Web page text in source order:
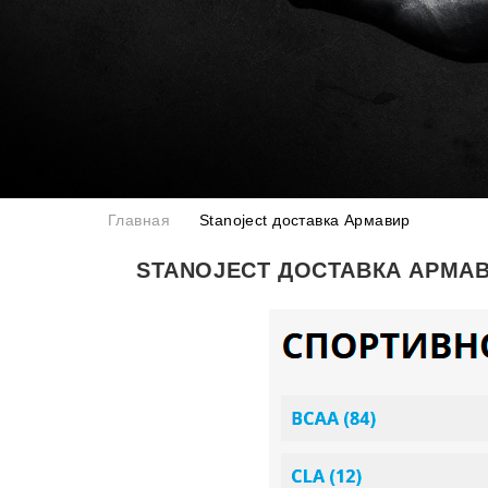
Главная Stanoject доставка Армавир
STANOJECT ДОСТАВКА